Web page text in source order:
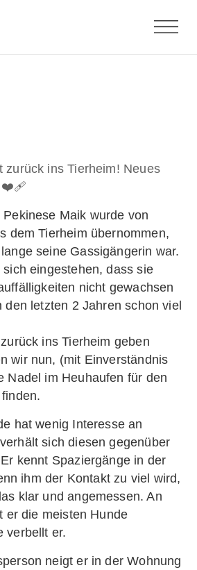
zurück ins Tierheim! Neues
❤️‍🩹
Maik wurde von
dem Tierheim übernommen,
seine Gassigängerin war.
eingestehen, dass sie
nicht gewachsen
den letzten 2 Jahren schon viel
ins Tierheim geben
wir nun, (mit Einverständnis
Nadel im Heuhaufen für den
hat wenig Interesse an
sich diesen gegenüber
kennt Spaziergänge in der
ihm der Kontakt zu viel wird,
klar und angemessen. An
er die meisten Hunde
verbellt er.
neigt er in der Wohnung